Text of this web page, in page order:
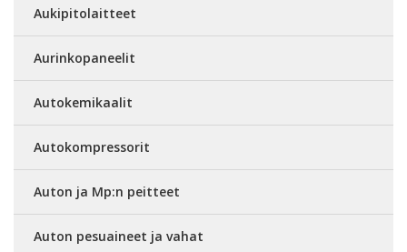
Aukipitolaitteet
Aurinkopaneelit
Autokemikaalit
Autokompressorit
Auton ja Mp:n peitteet
Auton pesuaineet ja vahat